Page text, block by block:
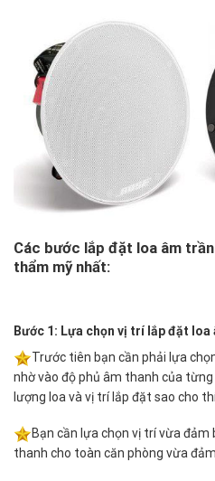
Các bước lắp đặt loa âm
thẩm mỹ nhất:
Bước 1: Lựa chọn vị trí lắp đặt loa
Trước tiên bạn cần phải lựa
nhờ vào độ phủ âm thanh của
lượng loa và vị trí lắp đặt sao cho
Bạn cần lựa chọn vị trí vừa
thanh cho toàn căn phòng vừa